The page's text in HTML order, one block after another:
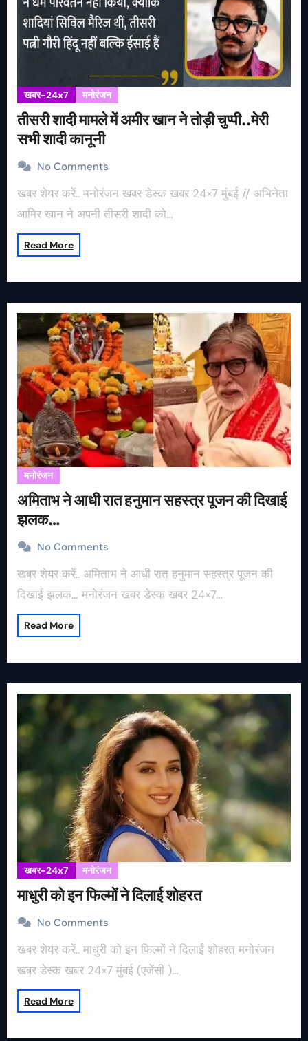
खबर-24x7 मनोरंजन
तीसरी शादी मामले में अमीर खान ने तोड़ी चुप्पी..मेरी
सभी शादी कानूनी
No Comments
खबर शेयर करें.. मनोरंजन खबर डेस्क खबर 24×7 मुंबई // अभिनेता
आमिर खान ने अपनी तीसरी शादी को…
Read More
मनोरंजन
अमिताभ ने आधी रात हनुमान सहस्त्र पूजन की दिखाई
झलक…
No Comments
खबर शेयर करें.. अमिताभ ने आधी रात हनुमान सहस्त्र पूजन की
दिखाई झलक… मनोरंजन खबर डेस्क खबर 24×7…
Read More
खबर-24x7 मनोरंजन
माधुरी को इन फिल्मों ने दिलाई शोहरत
No Comments
खबर शेयर करें.. माधुरी को इन फिल्मों ने दिलाई शोहरत मनोरंजन
खबर डेस्क खबर 24×7 मुंबई (एजेंसी )…
Read More